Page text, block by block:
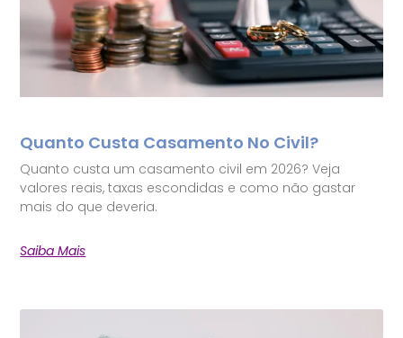
Quanto Custa Casamento No Civil?
Quanto custa um casamento civil em 2026? Veja
valores reais, taxas escondidas e como não gastar
mais do que deveria.
Saiba Mais